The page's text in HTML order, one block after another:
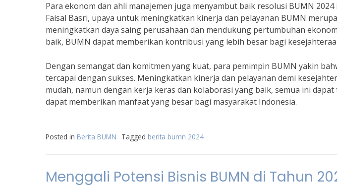
Para ekonom dan ahli manajemen juga menyambut baik resolusi BUMN
Faisal Basri, upaya untuk meningkatkan kinerja dan pelayanan BUMN
meningkatkan daya saing perusahaan dan mendukung pertumbuhan
baik, BUMN dapat memberikan kontribusi yang lebih besar bagi
Dengan semangat dan komitmen yang kuat, para pemimpin BUMN yakin
tercapai dengan sukses. Meningkatkan kinerja dan pelayanan demi
mudah, namun dengan kerja keras dan kolaborasi yang baik, semua ini
dapat memberikan manfaat yang besar bagi masyarakat Indonesia.
Posted in Berita BUMN Tagged berita bumn 2024
Menggali Potensi Bisnis BUMN di Tahun